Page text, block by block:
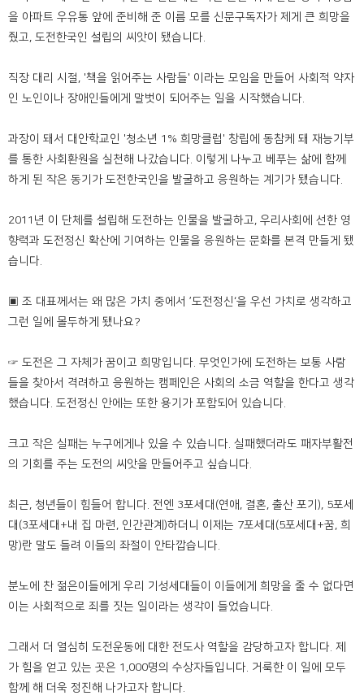
을 아파트 우유통 앞에 준비해 준 이름 모를 신문구독자가 제게 큰 희망을
줬고, 도전한국인 설립의 씨앗이 됐습니다.
직장 대리 시절, '책을 읽어주는 사람들' 이라는 모임을 만들어 사회적 약자
인 노인이나 장애인들에게 말벗이 되어주는 일을 시작했습니다.
과장이 돼서 대안학교인 '청소년 1% 희망클럽' 창립에 동참케 돼 재능기부
를 통한 사회환원을 실천해 나갔습니다. 이렇게 나누고 베푸는 삶에 함께
하게 된 작은 동기가 도전한국인을 발굴하고 응원하는 계기가 됐습니다.
2011년 이 단체를 설립해 도전하는 인물을 발굴하고, 우리사회에 선한 영
향력과 도전정신 확산에 기여하는 인물을 응원하는 문화를 본격 만들게 됐
습니다.
▣ 조 대표께서는 왜 많은 가치 중에서 ’도전정신‘을 우선 가치로 생각하고
그런 일에 몰두하게 됐나요?
☞ 도전은 그 자체가 꿈이고 희망입니다. 무엇인가에 도전하는 보통 사람
들을 찾아서 격려하고 응원하는 캠페인은 사회의 소금 역할을 한다고 생각
했습니다. 도전정신 안에는 또한 용기가 포함되어 있습니다.
크고 작은 실패는 누구에게나 있을 수 있습니다. 실패했더라도 패자부활전
의 기회를 주는 도전의 씨앗을 만들어주고 싶습니다.
최근, 청년들이 힘들어 합니다. 전엔 3포세대(연애, 결혼, 출산 포기), 5포세
대(3포세대+내 집 마련, 인간관계)하더니 이제는 7포세대(5포세대+꿈, 희
망)란 말도 들려 이들의 좌절이 안타깝습니다.
분노에 찬 젊은이들에게 우리 기성세대들이 이들에게 희망을 줄 수 없다면
이는 사회적으로 죄를 짓는 일이라는 생각이 들었습니다.
그래서 더 열심히 도전운동에 대한 전도사 역할을 감당하고자 합니다. 제
가 힘을 얻고 있는 곳은 1,000명의 수상자들입니다. 거룩한 이 일에 모두
함께 해 더욱 정진해 나가고자 합니다.